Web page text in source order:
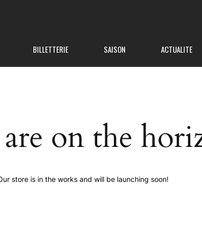
BILLETTERIE SAISON ACTUALITE
on the
store is in the works and will be launching soon!